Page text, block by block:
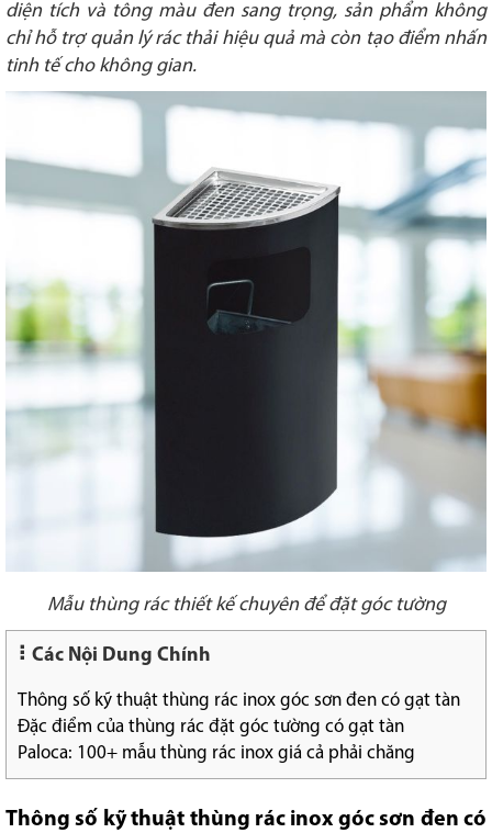
diện tích và tông màu đen sang trọng, sản phẩm không
chỉ hỗ trợ quản lý rác thải hiệu quả mà còn tạo điểm nhấn
tinh tế cho không gian.
Mẫu thùng rác thiết kế chuyên để đặt góc tường
Các Nội Dung Chính
Thông số kỹ thuật thùng rác inox góc sơn đen có gạt tàn
Đặc điểm của thùng rác đặt góc tường có gạt tàn
Paloca: 100+ mẫu thùng rác inox giá cả phải chăng
Thông số kỹ thuật thùng rác inox góc sơn đen có